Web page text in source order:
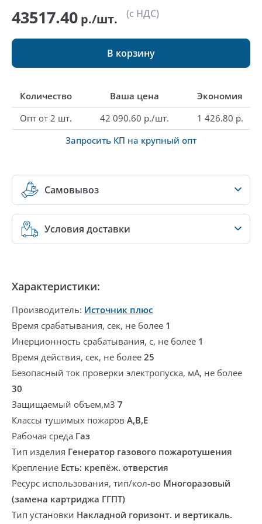
43517.40 р./шт. (с НДС)
В корзину
Количество Ваша цена
Экономия
Опт от 2 шт.
42 090.60 р./шт.
1 426.80 р.
Запросить КП на крупный опт
Самовывоз
Условия доставки
Характеристики:
Производитель: Источник плюс
Время срабатывания, сек, не более 1
Инерционность срабатывания, с, не более 1
Время действия, сек, не более 25
Безопасный ток проверки электропуска, мА, не более
30
Защищаемый объем,м3 7
Классы тушимых пожаров A,B,E
Рабочая среда Газ
Тип изделия Генератор газового пожаротушения
Крепление Есть: крепёж. отверстия
Ресурс использования, тип/кол-во Многоразовый
(замена картриджа ГГПТ)
Тип установки Накладной горизонт. и вертикаль.